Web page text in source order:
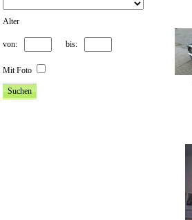
Alter
von: bis:
Mit Foto